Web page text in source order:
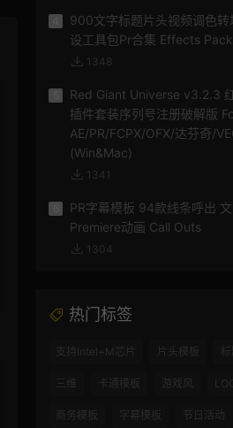
900文字标题片头视频调色转
设工具包Pr合集 Effects Pack
1348
Red Giant Universe v3.2.3
插件套装序列号注册破解版
AE/PR/FCPX/OFX/达芬奇/
(Win&Mac)
1341
PR字幕模板 94款线条呼出
Premiere动画 Call Outs
1304
热门标签
支持Intel+M芯片 片头模板
三维 卡通模板 游戏风
商务模板 字幕模板 节日活动